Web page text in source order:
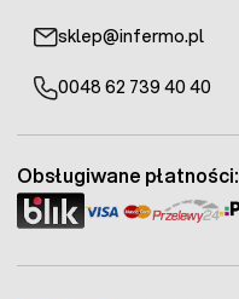
sklep@infermo.pl
0048 62 739 40 40
Obsługiwane płatności: